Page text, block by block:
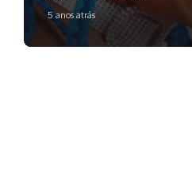
5 anos atrás